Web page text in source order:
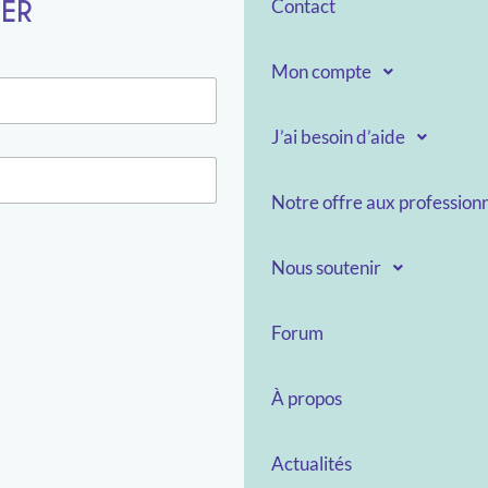
Contact
Mon compte
J’ai besoin d’aide
Notre offre aux
Nous soutenir
Forum
À propos
Actualités